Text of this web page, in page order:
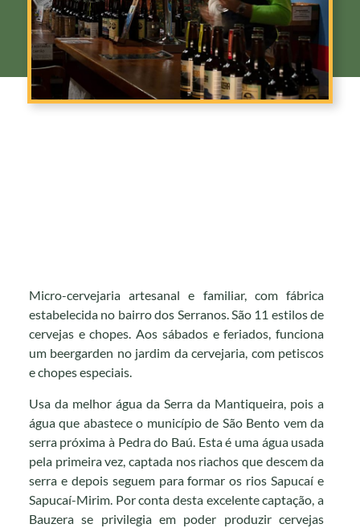
Micro-cervejaria artesanal e familiar, com fábrica
estabelecida no bairro dos Serranos. São 11 estilos de
cervejas e chopes. Aos sábados e feriados, funciona
um beergarden no jardim da cervejaria, com petiscos
e chopes especiais.
Usa da melhor água da Serra da Mantiqueira, pois a
água que abastece o município de São Bento vem da
serra próxima à Pedra do Baú. Esta é uma água usada
pela primeira vez, captada nos riachos que descem da
serra e depois seguem para formar os rios Sapucaí e
Sapucaí-Mirim. Por conta desta excelente captação, a
Bauzera se privilegia em poder produzir cervejas